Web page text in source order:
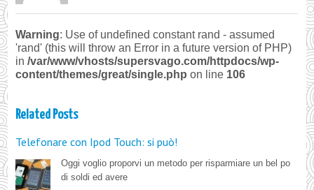
Warning: Use of undefined constant rand - assumed
'rand' (this will throw an Error in a future version of PHP)
in/var/www/vhosts/supersvago.com/httpdocs/wp-
content/themes/great/single.php on line 106
Related Posts
Telefonare con Ipod Touch: si può!
Oggi voglio proporvi un metodo per risparmiare un bel po
di soldi ed avere